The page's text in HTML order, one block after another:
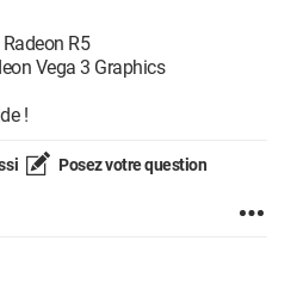
R5
Vega 3 Graphics
!
Posez votre question